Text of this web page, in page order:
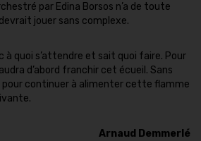
par Edina Borsos n’a de toute
jouer sans complexe.
à quoi s’attendre et sait quoi faire. Pour
d’abord franchir cet écueil. Sans
pour continuer à alimenter cette flamme
Arnaud Demmerlé